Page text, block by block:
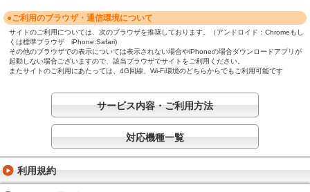
●ご利用のブラウザ・通信環境について
サイトのご利用については、次のブラウザを推奨しております。（アンドロイド：Chromeもし
くは標準ブラウザ iPhone:Safari)
その他のブラウザでの表示については表示されない場合やiPhoneの場合ダウンロードアプリが
起動しない場合ございますので、該当ブラウザでサイトをご利用ください。
またサイトのご利用にあたっては、4G回線、Wi-Fi環境のどちらからでもご利用可能です
サービス内容・ご利用方法
対応機種一覧
利用規約